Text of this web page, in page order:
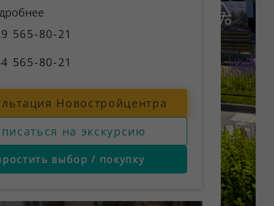
565-80-21
565-80-21
Новостройцентра
на экскурсию
выбор / покупку